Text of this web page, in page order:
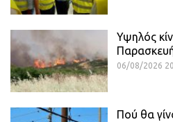
Υψηλός
06/08/2026
Πού θα